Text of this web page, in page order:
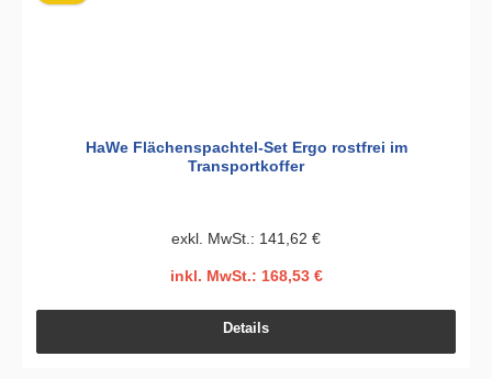
HaWe Flächenspachtel-Set Ergo rostfrei im
Transportkoffer
exkl. MwSt.: 141,62 €
inkl. MwSt.: 168,53 €
Details